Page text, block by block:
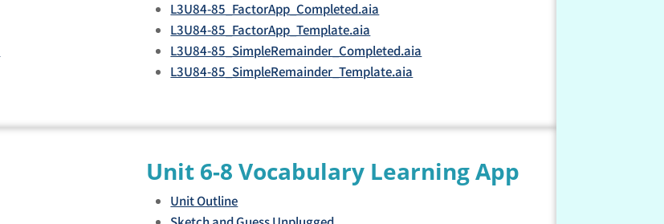
L3U84-85_FactorApp_Completed.aia
L3U84-85_FactorApp_Template.aia
L3U84-85_SimpleRemainder_Completed.aia
L3U84-85_SimpleRemainder_Template.aia
Unit 6-8 Vocabulary Learning App
Unit Outline